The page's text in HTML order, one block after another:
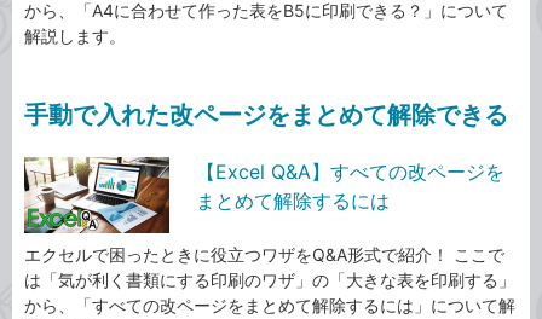
から、「A4に合わせて作った表をB5に印刷できる？」について
解説します。
手動で入れた改ページをまとめて解除できる
【Excel Q&A】すべての改ページを
まとめて解除するには
エクセルで困ったときに役立つワザをQ&A形式で紹介！ ここで
は「気が利く書類にする印刷のワザ」の「大きな表を印刷する」
から、「すべての改ページをまとめて解除するには」について解